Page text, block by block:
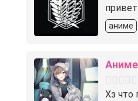
аниме
Хз что